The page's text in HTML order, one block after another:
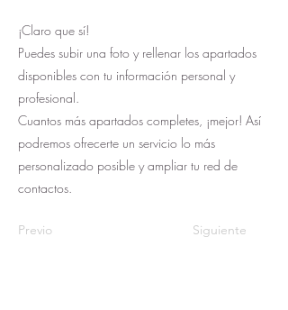
¡Claro que sí!
Puedes subir una foto y rellenar los apartados
disponibles con tu información personal y
profesional.
Cuantos más apartados completes, ¡mejor! Así
podremos ofrecerte un servicio lo más
personalizado posible y ampliar tu red de
contactos.
Previo Siguiente